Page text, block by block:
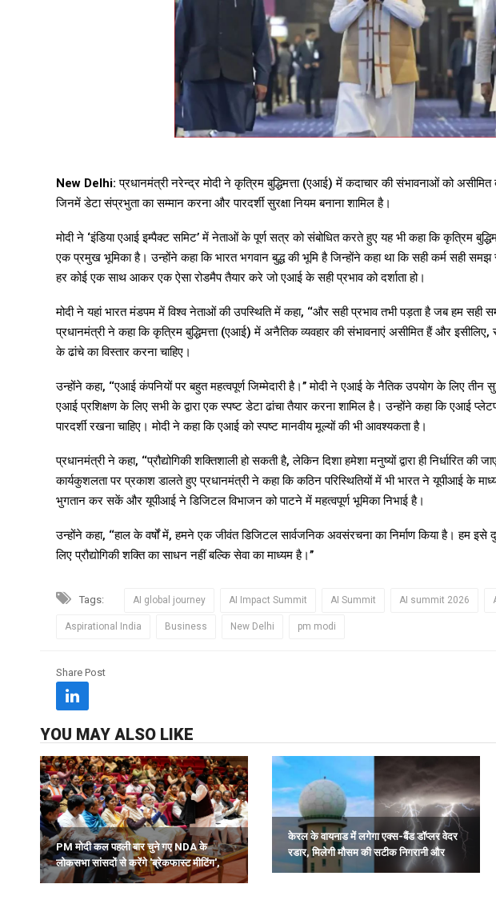
New Delhi:प्रधानमंत्री नरेन्द्र मोदी ने कृत्रिम बुद्धिमत्ता (एआई) में कदाचार की संभावनाओं को
जिनमें डेटा संप्रभुता का सम्मान करना और पारदर्शी सुरक्षा नियम बनाना शामिल है।
मोदी ने ‘इंडिया एआई इम्पैक्ट समिट’ में नेताओं के पूर्ण सत्र को संबोधित करते हुए यह भी कहा कि कृत्रिम
एक प्रमुख भूमिका है। उन्होंने कहा कि भारत भगवान बुद्ध की भूमि है जिन्होंने कहा था कि सही कर्म सही
हर कोई एक साथ आकर एक ऐसा रोडमैप तैयार करे जो एआई के सही प्रभाव को दर्शाता हो।
मोदी ने यहां भारत मंडपम में विश्व नेताओं की उपस्थिति में कहा, ‘‘और सही प्रभाव तभी पड़ता है जब हम सही
प्रधानमंत्री ने कहा कि कृत्रिम बुद्धिमत्ता (एआई) में अनैतिक व्यवहार की संभावनाएं असीमित हैं और
के ढांचे का विस्तार करना चाहिए।
उन्होंने कहा, ‘‘एआई कंपनियों पर बहुत महत्वपूर्ण जिम्मेदारी है।’’ मोदी ने एआई के नैतिक उपयोग के लिए
एआई प्रशिक्षण के लिए सभी के द्वारा एक स्पष्ट डेटा ढांचा तैयार करना शामिल है। उन्होंने कहा कि एआई
पारदर्शी रखना चाहिए। मोदी ने कहा कि एआई को स्पष्ट मानवीय मूल्यों की भी आवश्यकता है।
प्रधानमंत्री ने कहा, ‘‘प्रौद्योगिकी शक्तिशाली हो सकती है, लेकिन दिशा हमेशा मनुष्यों द्वारा ही निर्धारित
कार्यकुशलता पर प्रकाश डालते हुए प्रधानमंत्री ने कहा कि कठिन परिस्थितियों में भी भारत ने यूपीआई के
भुगतान कर सकें और यूपीआई ने डिजिटल विभाजन को पाटने में महत्वपूर्ण भूमिका निभाई है।
उन्होंने कहा, ‘‘हाल के वर्षों में, हमने एक जीवंत डिजिटल सार्वजनिक अवसंरचना का निर्माण किया है। हम इसे
लिए प्रौद्योगिकी शक्ति का साधन नहीं बल्कि सेवा का माध्यम है।’’
Tags: AI global journey AI Impact Summit AI Summit AI summit 2026
Aspirational India Business New Delhi pm modi
Share Post
YOU MAY ALSO LIKE
PM मोदी कल पहली बार चुने गए NDA के
लोकसभा सांसदों से करेंगे 'ब्रेकफास्ट मीटिंग',
देंगे मार्गदर्शन.
केरल के वायनाड में लगेगा एक्स-बैंड डॉप्लर वेदर
रडार, मिलेगी मौसम की सटीक निगरानी और
समय पर चेतावनी.